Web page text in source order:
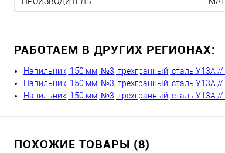
РАБОТАЕМ В ДРУГИХ РЕГИОНАХ:
Напильник, 150 мм, №3, трехгранный, сталь У13А
Напильник, 150 мм, №3, трехгранный, сталь У13А
Напильник, 150 мм, №3, трехгранный, сталь У13А
ПОХОЖИЕ ТОВАРЫ (8)